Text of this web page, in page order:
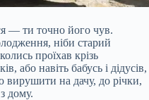
— ти точно його чув.
ніби старий
проїхав крізь
або навіть бабусь і дідусів,
вирушити на дачу, до річки,
дому.